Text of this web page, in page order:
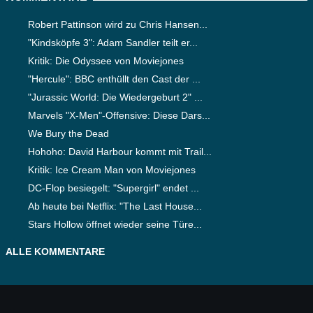
Robert Pattinson wird zu Chris Hansen...
"Kindsköpfe 3": Adam Sandler teilt er...
Kritik: Die Odyssee von Moviejones
"Hercule": BBC enthüllt den Cast der ...
"Jurassic World: Die Wiedergeburt 2" ...
Marvels "X-Men"-Offensive: Diese Dars...
We Bury the Dead
Hohoho: David Harbour kommt mit Trail...
Kritik: Ice Cream Man von Moviejones
DC-Flop besiegelt: "Supergirl" endet ...
Ab heute bei Netflix: "The Last House...
Stars Hollow öffnet wieder seine Türe...
ALLE KOMMENTARE